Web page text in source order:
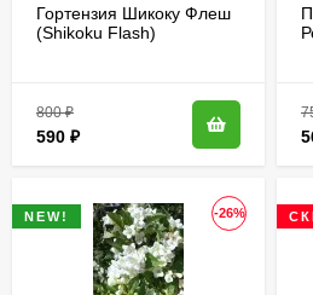
Гортензия Шикоку Флеш
(Shikoku Flash)
800₽
590 ₽
-26%
NEW!